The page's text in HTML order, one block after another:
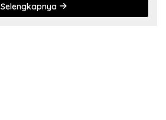
Selengkapnya